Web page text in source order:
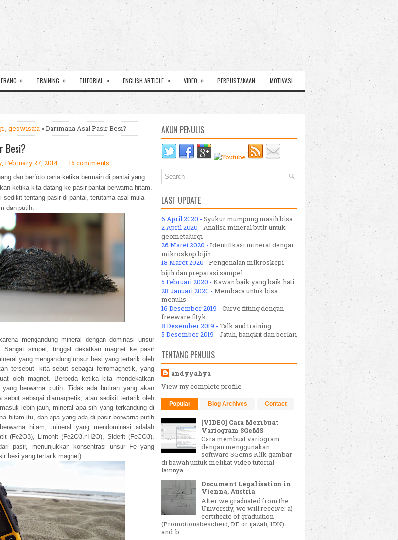
» TRAINING » TUTORIAL » ENGLISH ARTICLE » VIDEO » PERPUSTAKAAN MOTIVASI
, geowisata » Darimana Asal Pasir Besi?
Besi?
February 27, 2014 15 comments
dan berfoto ceria ketika bermain di pantai yang
ketika kita datang ke pasir pantai berwarna hitam.
sedikit tentang pasir di pantai, terutama asal mula
dan putih.
mengandung mineral dengan dominasi unsur
Sangat simpel, tinggal dekatkan magnet ke pasir
yang mengandung unsur besi yang tertarik oleh
tersebut, kita sebut sebagai ferromagnetik, yang
oleh magnet. Berbeda ketika kita mendekatkan
berwarna putih. Tidak ada butiran yang akan
sebut sebagai diamagnetik, atau sedikit tertarik oleh
lebih jauh, mineral apa sih yang terkandung di
hitam itu, dan apa yang ada di pasir berwarna putih
hitam, mineral yang mendominasi adalah
(Fe2O3), Limonit (Fe2O3.nH2O), Siderit (FeCO3).
pasir, menunjukkan konsentrasi unsur Fe yang
besi yang tertarik magnet).
AKUN PENULIS
LAST UPDATE
6 April 2020 - Syukur mumpung masih bisa
2 April 2020 - Analisa mineral butir untuk
geometalurgi
26 Maret 2020 - Identifikasi mineral dengan
mikroskop bijih
18 Maret 2020 - Pengenalan mikroskopi
bijih dan preparasi sampel
5 Februari 2020 - Kawan baik yang baik hati
28 Januari 2020 - Membaca untuk bisa
menulis
16 Desember 2019 - Curve fitting dengan
freeware fityk
8 Desember 2019 - Talk and training
5 Desember 2019 - Jatuh, bangkit dan berlari
TENTANG PENULIS
andyyahya
View my complete profile
Popular Blog Archives Contact
[VIDEO] Cara Membuat
Variogram SGeMS
Cara membuat variogram
dengan menggunakan
software SGems Klik gambar
di bawah untuk melihat video tutorial
lainnya.
Document Legalisation in
Vienna, Austria
After we graduated from the
University, we will receive: a)
certificate of graduation
(Promotionsbescheid, DE or ijazah, IDN)
and b....